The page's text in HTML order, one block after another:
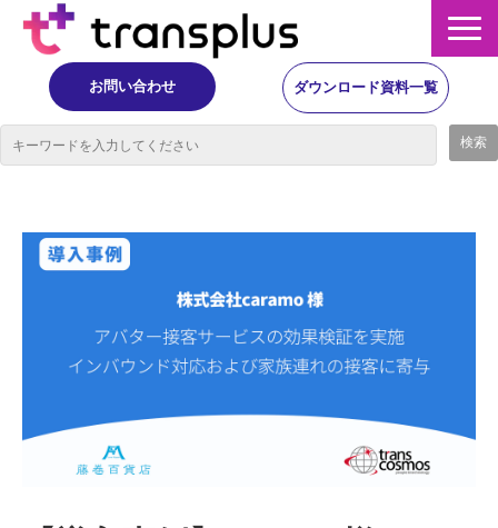
お問い合わせ ダウンロード資料一覧
イベント・レポート
ニュース